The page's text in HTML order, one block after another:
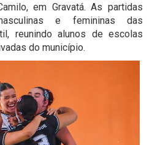
em Gravatá. As partidas
e femininas das
reunindo alunos de escolas
do município.